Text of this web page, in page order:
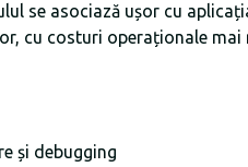
se asociază ușor cu
cu costuri operaționale mai
și debugging